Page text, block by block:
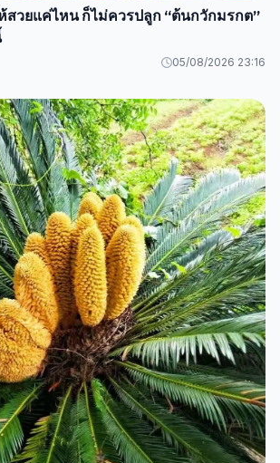
สวยแค่ไหน ก็ไม่ควรปลูก “ต้นกวักมรกต”
05/08/2026 23:16